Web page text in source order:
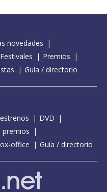
novedades
Festivales
Premios
Guía / directorio
DVD
premios
office Guía / directorio